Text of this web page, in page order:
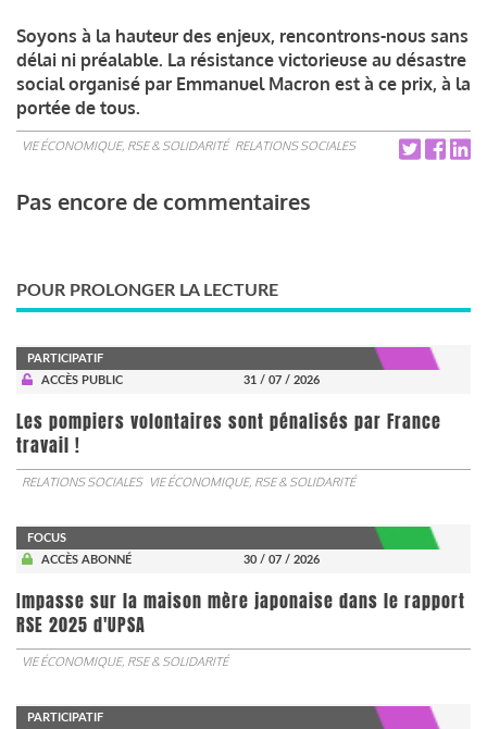
Soyons à la hauteur des enjeux, rencontrons-nous sans
délai ni préalable. La résistance victorieuse au désastre
social organisé par Emmanuel Macron est à ce prix, à la
portée de tous.
VIE ÉCONOMIQUE, RSE & SOLIDARITÉ RELATIONS SOCIALES
Pas encore de commentaires
POUR PROLONGER LA LECTURE
PARTICIPATIF
ACCÈS PUBLIC
31 / 07 / 2026
Les pompiers volontaires sont pénalisés par France
travail !
RELATIONS SOCIALES VIE ÉCONOMIQUE, RSE & SOLIDARITÉ
FOCUS
ACCÈS ABONNÉ
30 / 07 / 2026
Impasse sur la maison mère japonaise dans le rapport
RSE 2025 d'UPSA
VIE ÉCONOMIQUE, RSE & SOLIDARITÉ
PARTICIPATIF